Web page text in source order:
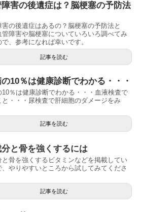
害の後遺症は？脳梗塞の予防法
害の後遺症はあるの？脳梗塞の予防法と
管障害や脳梗塞についていろいろ調べてみ
で、参考になれば幸いです。
記事を読む
10％は健康診断でわかる・・・
10％は健康診断でわかる・・・血液検査で
と・・・尿検査で肝細胞のダメージをみ
記事を読む
と骨を強くするには
と骨を強くするビタミンなどを掲載してい
、やりやすいところから試してみてくださ
記事を読む